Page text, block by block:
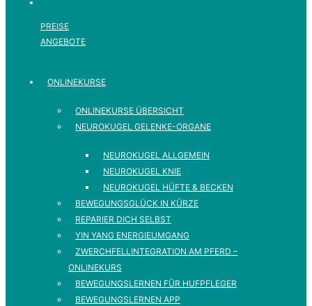
PREISE
ANGEBOTE
ONLINEKURSE
ONLINEKURSE ÜBERSICHT
NEUROKUGEL GELENKE-ORGANE
NEUROKUGEL ALLGEMEIN
NEUROKUGEL KNIE
NEUROKUGEL HÜFTE & BECKEN
BEWEGUNGSGLÜCK IN KÜRZE
REPARIER DICH SELBST
YIN YANG ENERGIEUMGANG
ZWERCHFELLINTEGRATION AM PFERD –
ONLINEKURS
BEWEGUNGSLERNEN FÜR HUFPFLEGER
BEWEGUNGSLERNEN APP